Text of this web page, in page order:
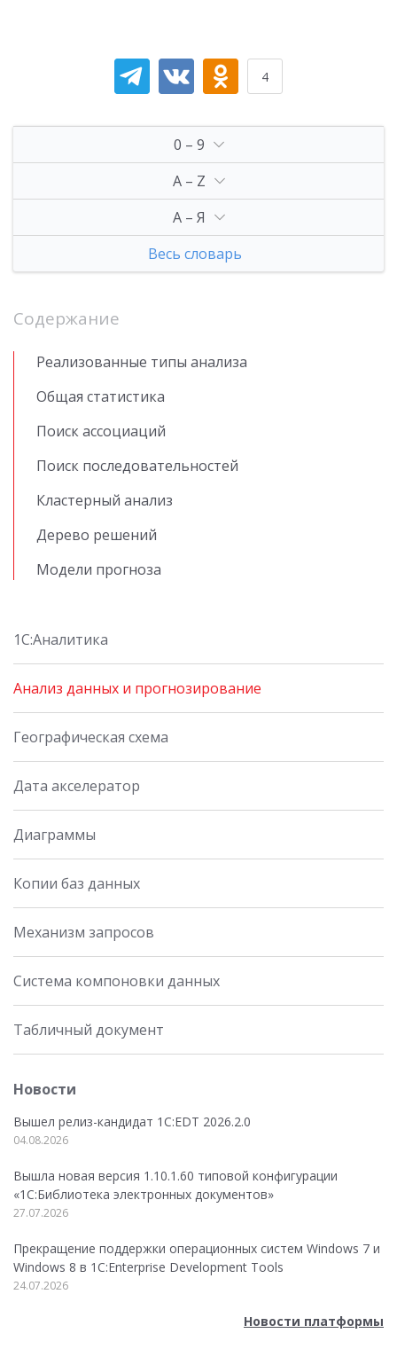
4
0 – 9
A – Z
А – Я
Весь словарь
Содержание
Реализованные типы анализа
Общая статистика
Поиск ассоциаций
Поиск последовательностей
Кластерный анализ
Дерево решений
Модели прогноза
1С:Аналитика
Анализ данных и прогнозирование
Географическая схема
Дата акселератор
Диаграммы
Копии баз данных
Механизм запросов
Система компоновки данных
Табличный документ
Новости
Вышел релиз-кандидат 1C:EDT 2026.2.0
04.08.2026
Вышла новая версия 1.10.1.60 типовой конфигурации
«1С:Библиотека электронных документов»
27.07.2026
Прекращение поддержки операционных систем Windows 7 и
Windows 8 в 1C:Enterprise Development Tools
24.07.2026
Новости платформы